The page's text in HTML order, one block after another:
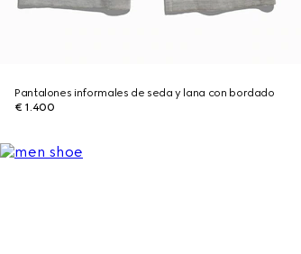
Pantalones informales de seda y lana con bordado
€ 1.400